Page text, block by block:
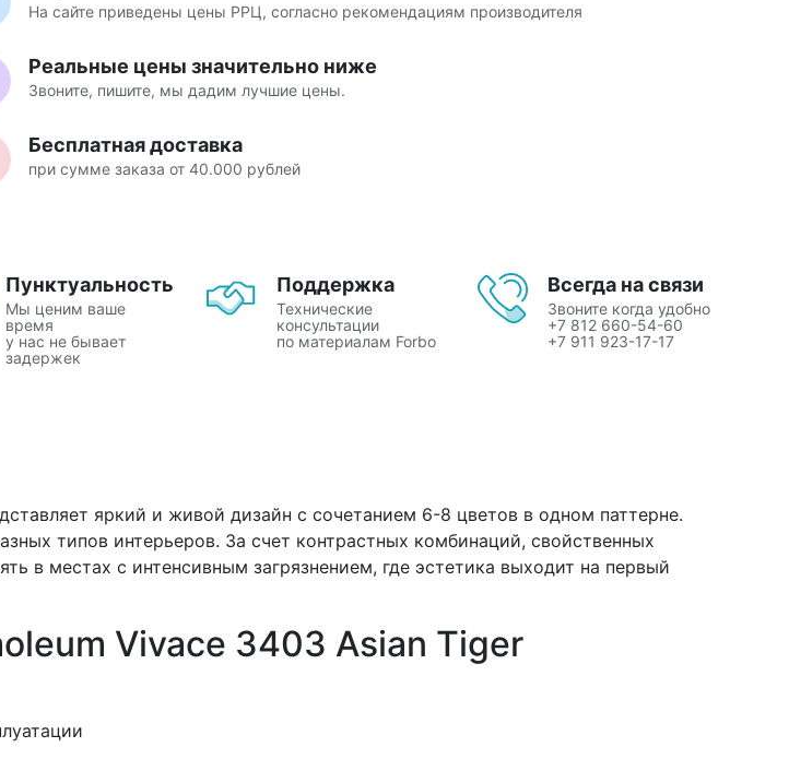
На сайте приведены цены РРЦ, согласно рекомендациям производителя
Реальные цены значительно ниже
Звоните, пишите, мы дадим лучшие цены.
Бесплатная доставка
при сумме заказа от 40.000 рублей
Пунктуальность
Мы ценим ваше
время
у нас не бывает
задержек
Поддержка
Технические
консультации
по материалам Forbo
Всегда на связи
Звоните когда удобно
+7 812 660-54-60
+7 911 923-17-17
яркий и живой дизайн с сочетанием 6-8 цветов в одном паттерне.
типов интерьеров. За счет контрастных комбинаций, свойственных
в местах с интенсивным загрязнением, где эстетика выходит на первый
Vivace 3403 Asian Tiger